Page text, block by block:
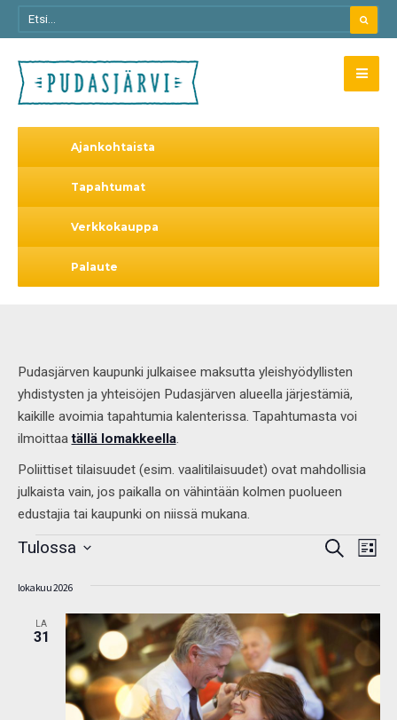
Ajankohtaista
Tapahtumat
Verkkokauppa
Palaute
Pudasjärven kaupunki julkaisee maksutta yleishyödyllisten
yhdistysten ja yhteisöjen Pudasjärven alueella järjestämiä,
kaikille avoimia tapahtumia kalenterissa. Tapahtumasta voi
ilmoittaatällä lomakkeella.
Poliittiset tilaisuudet (esim. vaalitilaisuudet) ovat mahdollisia
julkaista vain, jos paikalla on vähintään kolmen puolueen
edustajia tai kaupunki on niissä mukana.
Tapahtumat
Etsi
Etsi
Listaus
Tulossa
lokakuu 2026
LA
31